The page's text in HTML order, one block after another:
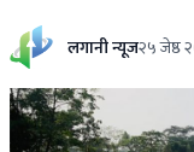
लगानी न्यूज२५ जेष्ठ